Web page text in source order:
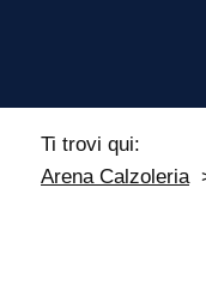
Ti trovi qui:
Arena Calzoleria